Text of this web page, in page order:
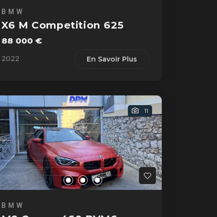
BMW
X6 M Competition 625
88 000 €
2022 En Savoir Plus
11
BMW